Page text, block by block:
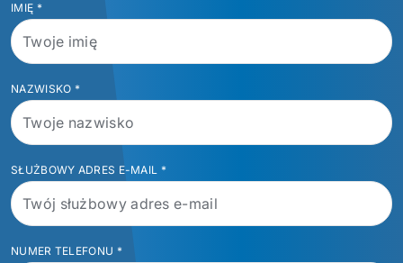
IMIĘ *
NAZWISKO *
SŁUŻBOWY ADRES E-MAIL *
NUMER TELEFONU *